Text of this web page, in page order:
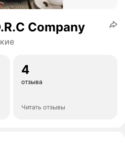
Company
4
отзыва
Читать отзывы